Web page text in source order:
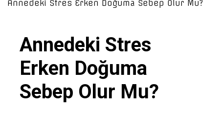
Annedeki Stres Erken Doğuma Sebep Olur Mu?
Annedeki Stres
Erken Doğuma
Sebep Olur Mu?